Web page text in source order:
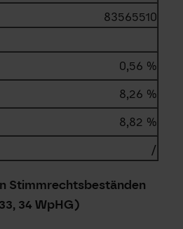
83565510
0,56 %
8,26 %
8,82 %
/
Stimmrechtsbeständen
34 WpHG)